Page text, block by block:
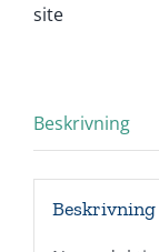
site
Beskrivning
Beskrivning